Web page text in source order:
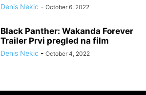
Denis Nekic - October 6, 2022
Black Panther: Wakanda Forever
Trailer Prvi pregled na film
Denis Nekic - October 4, 2022